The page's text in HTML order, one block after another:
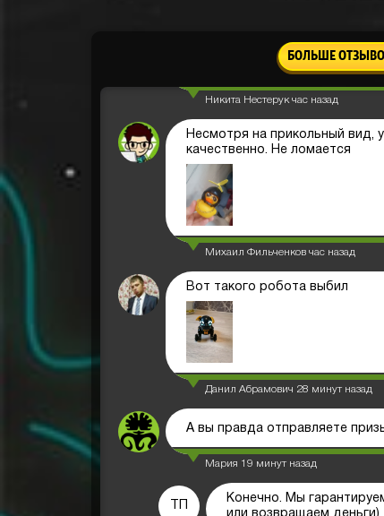
БОЛЬШЕ
третий раз выпала колонка
доволен хорошо окупился и
Никита Нестерук час назад
Несмотря на прикольный вид,
качественно. Не ломается
Михаил Фильченков час назад
Вот такого робота выбил
Данил Абрамович 28 минут назад
А вы правда отправляете
Мария 19 минут назад
Конечно. Мы